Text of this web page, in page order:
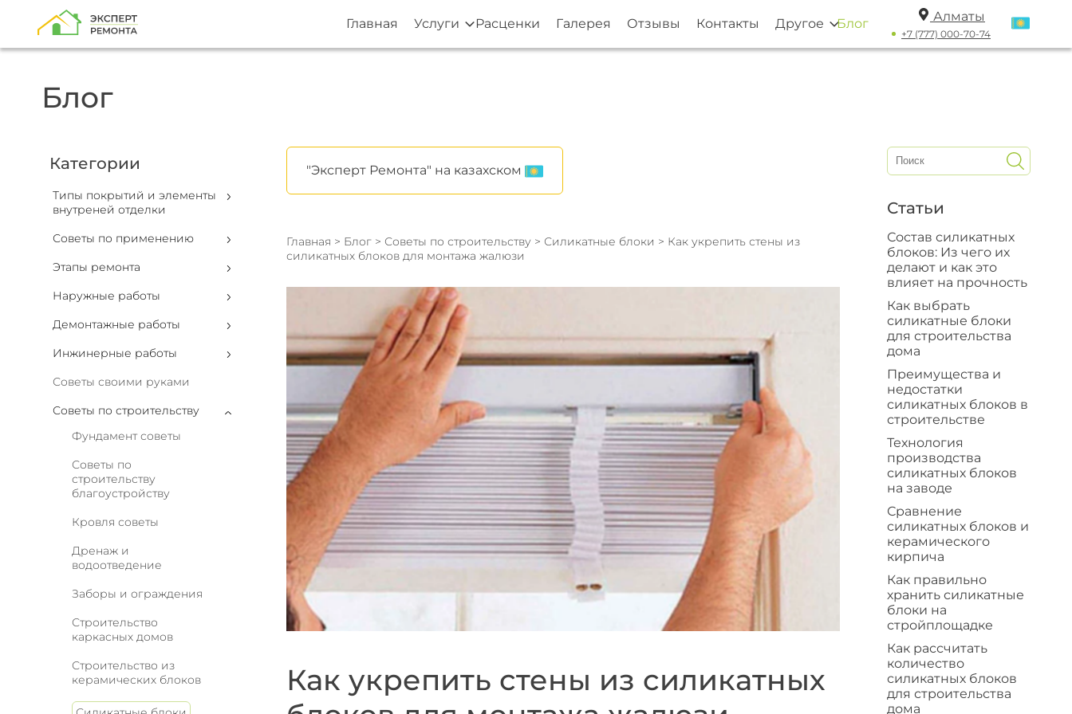
Главная Услуги Расценки Галерея Отзывы Контакты Другое Блог Алматы
+7 (777) 000-70-74
Блог
Категории
Типы покрытий и элементы
внутреней отделки
Советы по применению
Этапы ремонта
Наружные работы
Демонтажные работы
Инжинерные работы
Советы своими руками
Советы по строительству
Фундамент советы
Советы по
строительству
благоустройству
Кровля советы
Дренаж и
водоотведение
Заборы и ограждения
Строительство
каркасных домов
Строительство из
керамических блоков
"Эксперт Ремонта" на казахском
Главная > Блог> Советы по строительству > Силикатные блоки > Как укрепить стены из
силикатных блоков для монтажа жалюзи
Как укрепить стены из силикатных
Статьи
Состав силикатных
блоков: Из чего их
делают и как это
влияет на прочность
Как выбрать
силикатные блоки
для строительства
дома
Преимущества и
недостатки
силикатных блоков в
строительстве
Технология
производства
силикатных блоков
на заводе
Сравнение
силикатных блоков и
керамического
кирпича
Как правильно
хранить силикатные
блоки на
стройплощадке
Как рассчитать
количество
силикатных блоков
для строительства
дома